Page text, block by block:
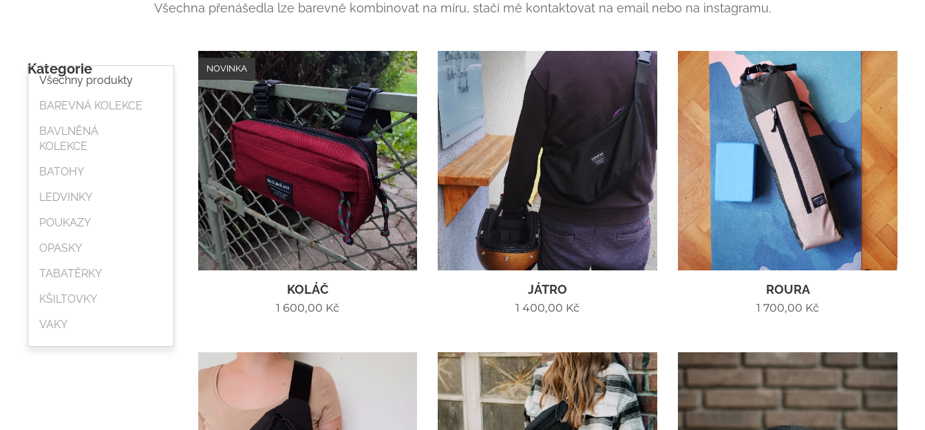
Všechna přenášedla lze barevně kombinovat na míru, stačí mě kontaktovat na email nebo na instagramu.
Kategorie
Všechny produkty
BAREVNÁ KOLEKCE
BAVLNĚNÁ
KOLEKCE
BATOHY
LEDVINKY
POUKAZY
OPASKY
TABATĚRKY
KŠILTOVKY
VAKY
KOLÁČ
NOVINKA
1 600,00 Kč
JÁTRO
1 400,00 Kč
ROURA
1 700,00 Kč